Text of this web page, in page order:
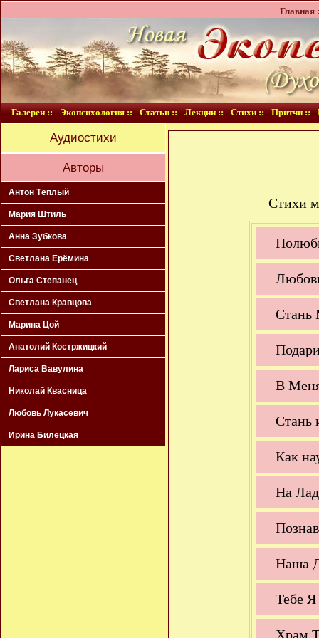
Главная
Галереи :: Экопсихология :: Статьи :: Лекции :: Стихи :: Притчи ::
Аудиостихи
Авторы
Антон Тёплый
Мария Штиль
Анна Зубкова
Светлана Ерёмина
Ольга Степанец
Светлана Кравцова
Марина Цой
Анатолий Костржицкий
Лариса Вавулина
Николай Квасница
Любовь Лукасевич
Ирина Билецкая
Стихи
В
Стань
Как
На
Наша
Тебе
Храм